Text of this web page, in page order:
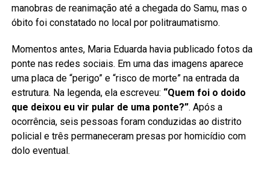
manobras de reanimação até a chegada do Samu, mas o
óbito foi constatado no local por politraumatismo.
Momentos antes, Maria Eduarda havia publicado fotos da
ponte nas redes sociais. Em uma das imagens aparece
uma placa de “perigo” e “risco de morte” na entrada da
estrutura. Na legenda, ela escreveu: “Quem foi o doido
que deixou eu vir pular de uma ponte?”. Após a
ocorrência, seis pessoas foram conduzidas ao distrito
policial e três permaneceram presas por homicídio com
dolo eventual.